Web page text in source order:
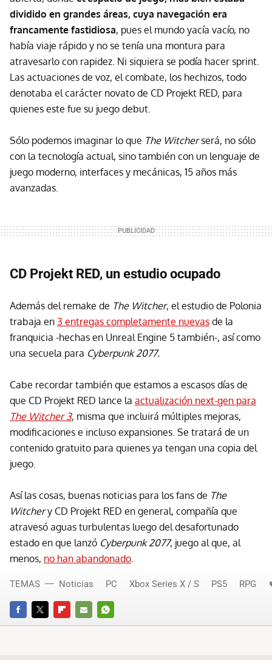
dividido en grandes áreas, cuya navegación era
francamente fastidiosa, pues el mundo yacía vacío, no
había viaje rápido y no se tenía una montura para
atravesarlo con rapidez. Ni siquiera se podía hacer sprint.
Las actuaciones de voz, el combate, los hechizos, todo
denotaba el carácter novato de CD Projekt RED, para
quienes este fue su juego debut.
Sólo podemos imaginar lo que The Witcherserá, no sólo
con la tecnología actual, sino también con un lenguaje de
juego moderno, interfaces y mecánicas, 15 años más
avanzadas.
CD Projekt RED, un estudio ocupado
Además del remake de The Witcher, el estudio de Polonia
trabaja en 3 entregas completamente nuevas de la
franquicia -hechas en Unreal Engine 5 también-, así como
una secuela para Cyberpunk 2077.
Cabe recordar también que estamos a escasos días de
que CD Projekt RED lance la actualización next-gen para
The Witcher 3, misma que incluirá múltiples mejoras,
modificaciones e incluso expansiones. Se tratará de un
contenido gratuito para quienes ya tengan una copia del
juego.
Así las cosas, buenas noticias para los fans de The
Witchery CD Projekt RED en general, compañía que
atravesó aguas turbulentas luego del desafortunado
estado en que lanzó Cyberpunk 2077, juego al que, al
menos, no han abandonado
FACEBOOKTWITTERFLIPBOARD
E-
WHATSAPP
TEMAS Noticias PC Xbox Series X / S PS5 RPG